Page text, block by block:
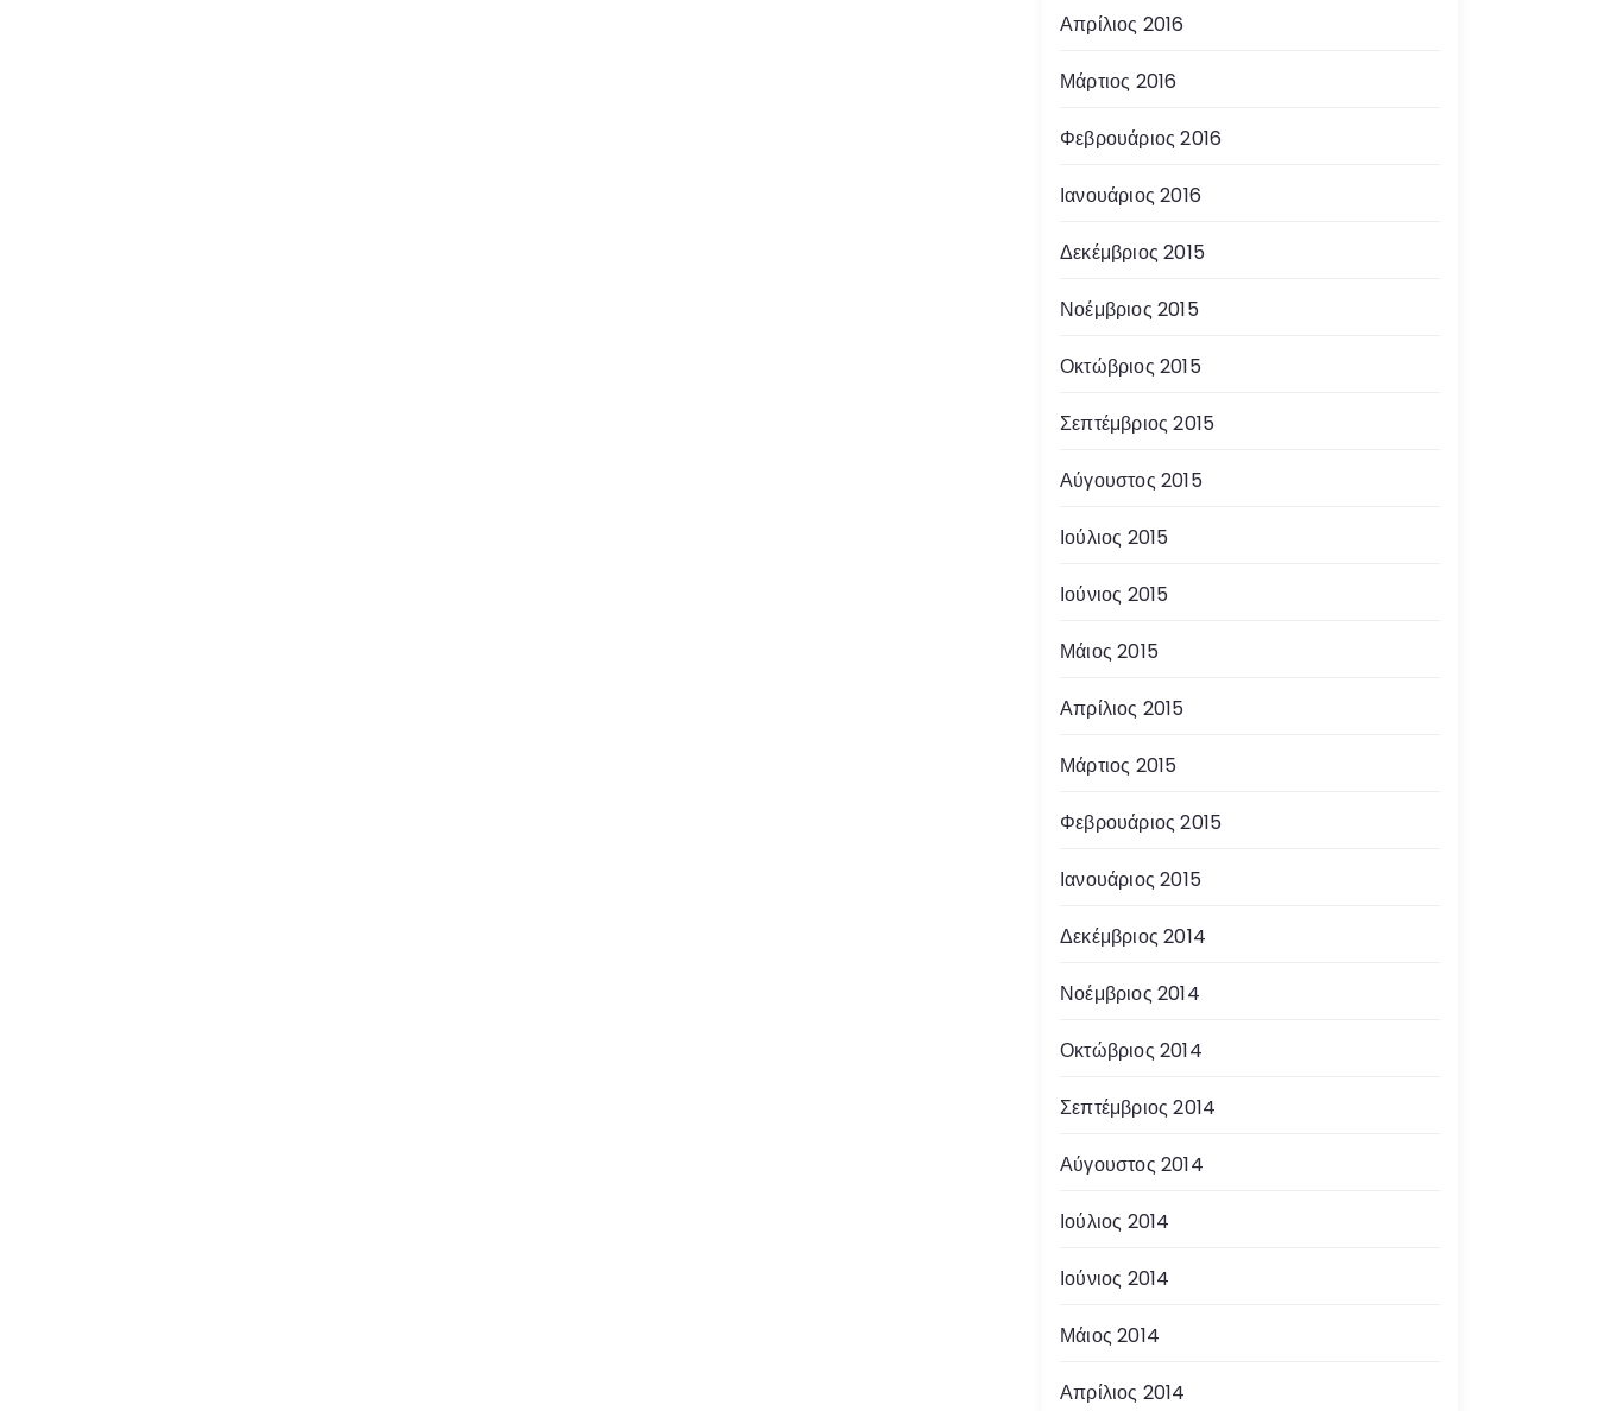
Απρίλιος 2016
Μάρτιος 2016
Φεβρουάριος 2016
Ιανουάριος 2016
Δεκέμβριος 2015
Νοέμβριος 2015
Οκτώβριος 2015
Σεπτέμβριος 2015
Αύγουστος 2015
Ιούλιος 2015
Ιούνιος 2015
Μάιος 2015
Απρίλιος 2015
Μάρτιος 2015
Φεβρουάριος 2015
Ιανουάριος 2015
Δεκέμβριος 2014
Νοέμβριος 2014
Οκτώβριος 2014
Σεπτέμβριος 2014
Αύγουστος 2014
Ιούλιος 2014
Ιούνιος 2014
Μάιος 2014
Απρίλιος 2014